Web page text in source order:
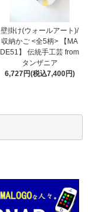
壁掛け(ウォールアート)/
収納かご <全5柄> 【MA
DE51】 伝統手工芸 from
タンザニア
6,727円(税込7,400円)